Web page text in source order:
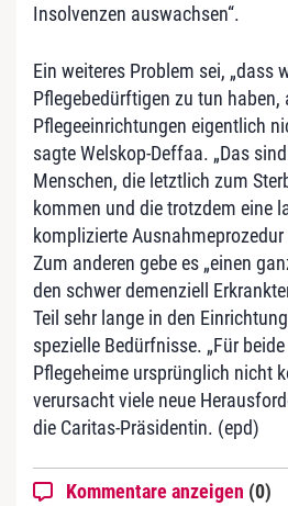
Insolvenzen auswachsen“.
Ein weiteres Problem sei, „dass
Pflegebedürftigen zu tun haben,
Pflegeeinrichtungen eigentlich
sagte Welskop-Deffaa. „Das
Menschen, die letztlich zum
kommen und die trotzdem eine
komplizierte
Zum anderen gebe es „einen
den schwer demenziell
Teil sehr lange in den
spezielle Bedürfnisse. „Für
Pflegeheime ursprünglich nicht
verursacht viele neue
die Caritas-Präsidentin. (epd)
Kommentare anzeigen (0)